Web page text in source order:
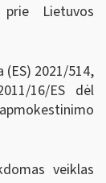
Lietuvos
2021/514,
16/ES dėl
veiklas